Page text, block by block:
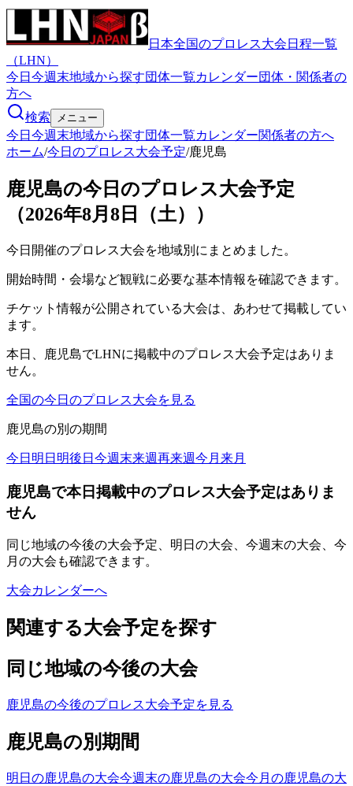
日本全国のプロレス大会日程一覧
（LHN）
今日 今週末地域から探す団体一覧カレンダー団体・関係者の
方へ
検索
メニュー
今日 今週末地域から探す団体一覧カレンダー関係者の方へ
ホーム/今日のプロレス大会予定/鹿児島
鹿児島の今日のプロレス大会予定
（2026年8月8日（土））
今日開催のプロレス大会を地域別にまとめました。
開始時間・会場など観戦に必要な基本情報を確認できます。
チケット情報が公開されている大会は、あわせて掲載してい
ます。
本日、鹿児島でLHNに掲載中のプロレス大会予定はありま
せん。
全国の今日のプロレス大会を見る
鹿児島の別の期間
今日 明日 明後日 今週末来週再来週今月 来月
鹿児島で本日掲載中のプロレス大会予定はありま
せん
同じ地域の今後の大会予定、明日の大会、今週末の大会、今
月の大会も確認できます。
大会カレンダーへ
関連する大会予定を探す
同じ地域の今後の大会
鹿児島の今後のプロレス大会予定を見る
鹿児島の別期間
明日の鹿児島の大会今週末の鹿児島の大会今月の鹿児島の大